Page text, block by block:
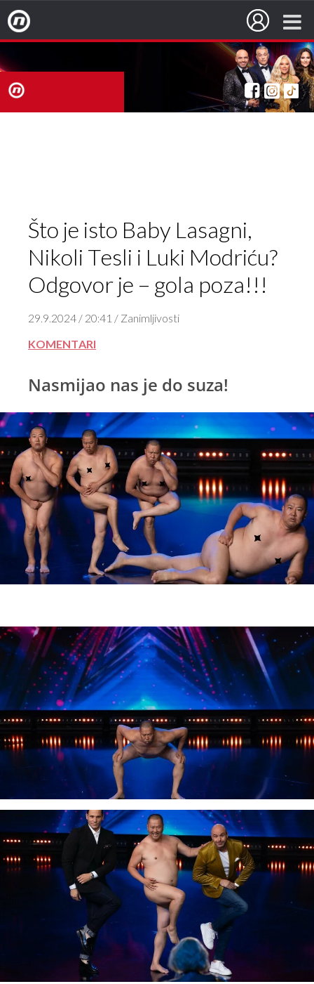
Nova TV
Što je isto Baby Lasagni,
Nikoli Tesli i Luki Modriću?
Odgovor je – gola poza!!!
29.9.2024 / 20:41 / Zanimljivosti
KOMENTARI
Nasmijao nas je do suza!